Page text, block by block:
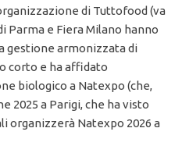
di Tuttofood (va
Parma e Fiera Milano hanno
gestione armonizzata di
corto e ha affidato
biologico a Natexpo (che,
2025 a Parigi, che ha visto
organizzerà Natexpo 2026 a